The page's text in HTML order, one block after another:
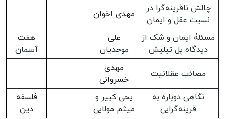
چالش ناقرینه‌گرا در
نسبت عقل و ایمان
مهدی اخوان
مسئلۀ ایمان و شک از
دیدگاه پل تیلیش
علی
موحدیان
هفت
آسمان
مصائب عقلانیت
مهدی
خسروانی
نگاهی دوباره به
قرینه‌گرایی
یحی کبیر و
میثم مولایی
فلسفه
دین